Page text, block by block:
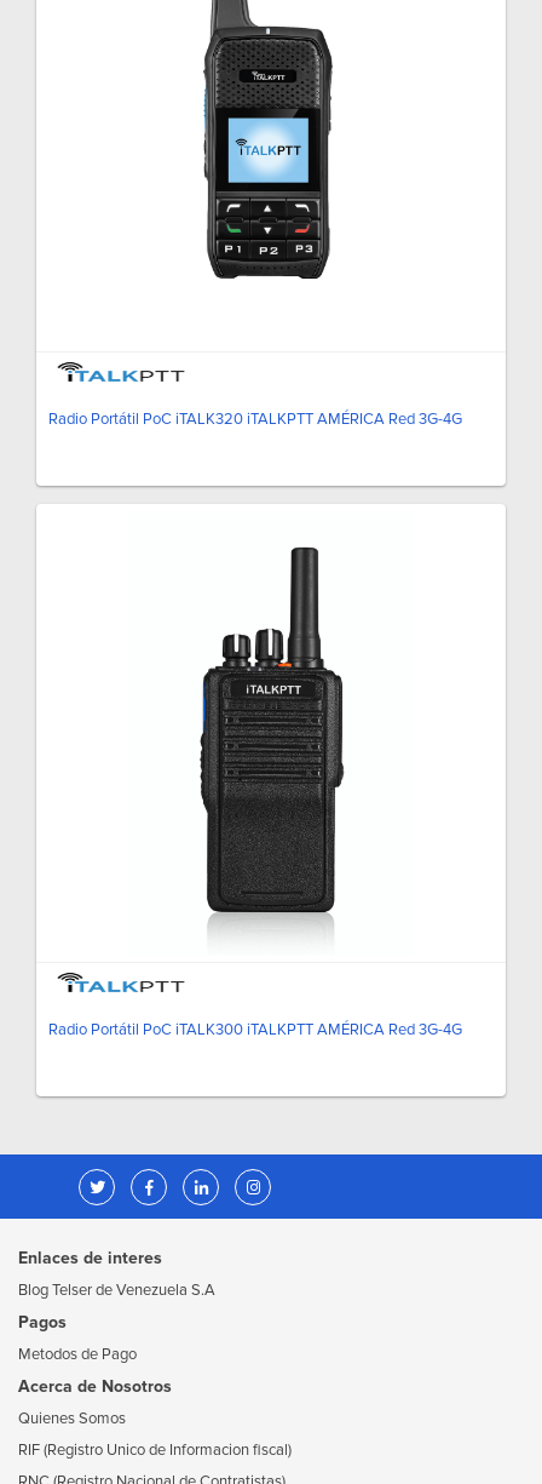
Radio Portátil PoC iTALK320 iTALKPTT AMÉRICA Red 3G-4G
Radio Portátil PoC iTALK300 iTALKPTT AMÉRICA Red 3G-4G
Enlaces de interes
Blog Telser de Venezuela S.A
Pagos
Metodos de Pago
Acerca de Nosotros
Quienes Somos
RIF (Registro Unico de Informacion fiscal)